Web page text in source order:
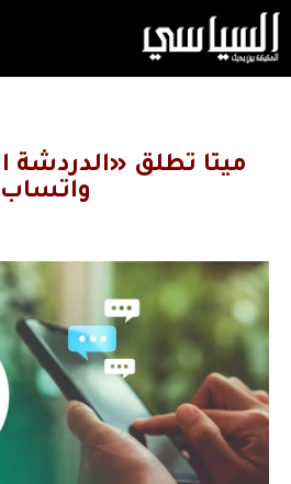
ميتا تطلق «الدردشة
واتساب